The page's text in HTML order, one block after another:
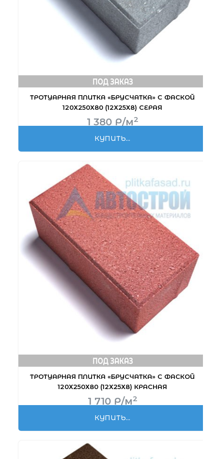
ТРОТУАРНАЯ ПЛИТКА «БРУСЧАТКА» С ФАСКОЙ
120Х250Х80 (12Х25Х8) СЕРАЯ
1 380 Р/м2
КУПИТЬ...
ТРОТУАРНАЯ ПЛИТКА «БРУСЧАТКА» С ФАСКОЙ
120Х250Х80 (12Х25Х8) КРАСНАЯ
1 710 Р/м2
КУПИТЬ...